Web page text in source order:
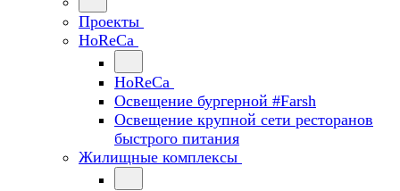
Проекты
HoReCa
HoReCa
Освещение бургерной #Farsh
Освещение крупной сети ресторанов
быстрого питания
Жилищные комплексы